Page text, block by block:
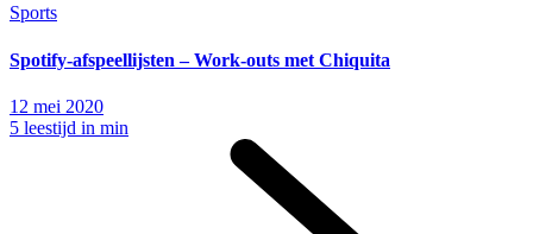
Sports
Spotify-afspeellijsten – Work-outs met Chiquita
12 mei 2020
5 leestijd in min